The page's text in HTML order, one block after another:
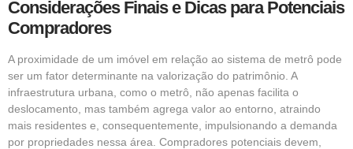
Considerações Finais e Dicas para Potenciais
Compradores
A proximidade de um imóvel em relação ao sistema de metrô pode
ser um fator determinante na valorização do patrimônio. A
infraestrutura urbana, como o metrô, não apenas facilita o
deslocamento, mas também agrega valor ao entorno, atraindo
mais residentes e, consequentemente, impulsionando a demanda
por propriedades nessa área. Compradores potenciais devem,